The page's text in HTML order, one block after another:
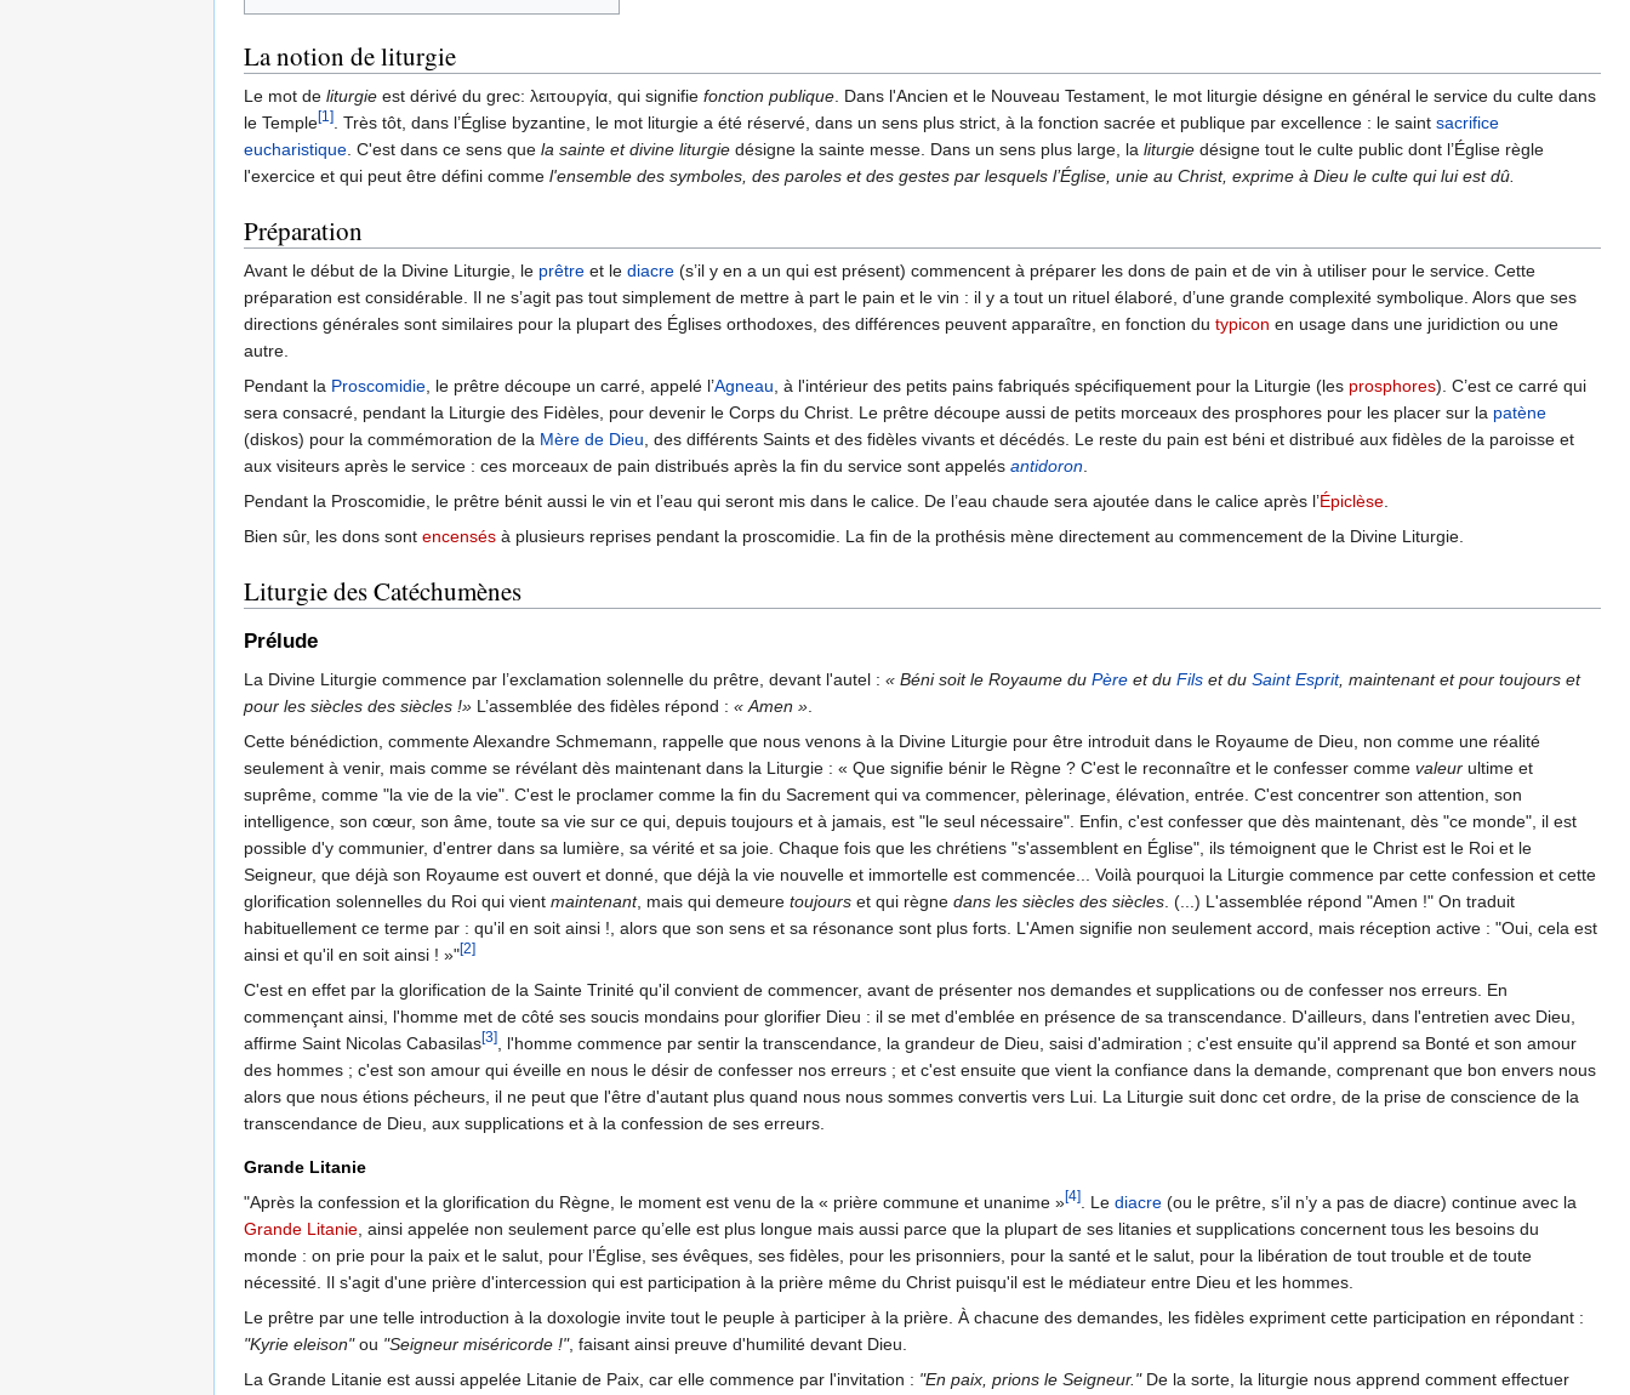
La notion de liturgie
Le mot de liturgie est dérivé du grec: λειτουργία, qui signifie fonction publique. Dans l'Ancien et le Nouveau Testament, le mot liturgie désigne en général le service du culte dans
le Temple[1]. Très tôt, dans l’Église byzantine, le mot liturgie a été réservé, dans un sens plus strict, à la fonction sacrée et publique par excellence : le saint sacrifice
eucharistique. C'est dans ce sens que la sainte et divine liturgie désigne la sainte messe. Dans un sens plus large, la liturgie désigne tout le culte public dont l’Église règle
l'exercice et qui peut être défini comme l'ensemble des symboles, des paroles et des gestes par lesquels l’Église, unie au Christ, exprime à Dieu le culte qui lui est dû.
Préparation
Avant le début de la Divine Liturgie, le prêtre et le diacre (s’il y en a un qui est présent) commencent à préparer les dons de pain et de vin à utiliser pour le service. Cette
préparation est considérable. Il ne s’agit pas tout simplement de mettre à part le pain et le vin : il y a tout un rituel élaboré, d’une grande complexité symbolique. Alors que ses
directions générales sont similaires pour la plupart des Églises orthodoxes, des différences peuvent apparaître, en fonction du typicon en usage dans une juridiction ou une
autre.
Pendant la Proscomidie, le prêtre découpe un carré, appelé l’Agneau, à l'intérieur des petits pains fabriqués spécifiquement pour la Liturgie (les prosphores). C’est ce carré qui
sera consacré, pendant la Liturgie des Fidèles, pour devenir le Corps du Christ. Le prêtre découpe aussi de petits morceaux des prosphores pour les placer sur la patène
(diskos) pour la commémoration de la Mère de Dieu, des différents Saints et des fidèles vivants et décédés. Le reste du pain est béni et distribué aux fidèles de la paroisse et
aux visiteurs après le service : ces morceaux de pain distribués après la fin du service sont appelés antidoron.
Pendant la Proscomidie, le prêtre bénit aussi le vin et l’eau qui seront mis dans le calice. De l’eau chaude sera ajoutée dans le calice après l’Épiclèse.
Bien sûr, les dons sont encensés à plusieurs reprises pendant la proscomidie. La fin de la prothésis mène directement au commencement de la Divine Liturgie.
Liturgie des Catéchumènes
Prélude
La Divine Liturgie commence par l’exclamation solennelle du prêtre, devant l'autel : « Béni soit le Royaume du Père et du Fils et du Saint Esprit, maintenant et pour toujours et
pour les siècles des siècles !» L’assemblée des fidèles répond : « Amen »
Cette bénédiction, commente Alexandre Schmemann, rappelle que nous venons à la Divine Liturgie pour être introduit dans le Royaume de Dieu, non comme une réalité
seulement à venir, mais comme se révélant dès maintenant dans la Liturgie : « Que signifie bénir le Règne ? C'est le reconnaître et le confesser comme valeur ultime et
suprême, comme "la vie de la vie". C'est le proclamer comme la fin du Sacrement qui va commencer, pèlerinage, élévation, entrée. C'est concentrer son attention, son
intelligence, son cœur, son âme, toute sa vie sur ce qui, depuis toujours et à jamais, est "le seul nécessaire". Enfin, c'est confesser que dès maintenant, dès "ce monde", il est
possible d'y communier, d'entrer dans sa lumière, sa vérité et sa joie. Chaque fois que les chrétiens "s'assemblent en Église", ils témoignent que le Christ est le Roi et le
Seigneur, que déjà son Royaume est ouvert et donné, que déjà la vie nouvelle et immortelle est commencée... Voilà pourquoi la Liturgie commence par cette confession et cette
glorification solennelles du Roi qui vient maintenant, mais qui demeure toujours et qui règne dans les siècles des siècles . (...) L'assemblée répond "Amen !" On traduit
habituellement ce terme par : qu'il en soit ainsi !, alors que son sens et sa résonance sont plus forts. L'Amen signifie non seulement accord, mais réception active : "Oui, cela est
ainsi et qu'il en soit ainsi ! »"[2]
C'est en effet par la glorification de la Sainte Trinité qu'il convient de commencer, avant de présenter nos demandes et supplications ou de confesser nos erreurs. En
commençant ainsi, l'homme met de côté ses soucis mondains pour glorifier Dieu : il se met d'emblée en présence de sa transcendance. D'ailleurs, dans l'entretien avec Dieu,
affirme Saint Nicolas Cabasilas[3]
, l'homme commence par sentir la transcendance, la grandeur de Dieu, saisi d'admiration ; c'est ensuite qu'il apprend sa Bonté et son amour
des hommes ; c'est son amour qui éveille en nous le désir de confesser nos erreurs ; et c'est ensuite que vient la confiance dans la demande, comprenant que bon envers nous
alors que nous étions pécheurs, il ne peut que l'être d'autant plus quand nous nous sommes convertis vers Lui. La Liturgie suit donc cet ordre, de la prise de conscience de la
transcendance de Dieu, aux supplications et à la confession de ses erreurs.
Grande Litanie
"Après la confession et la glorification du Règne, le moment est venu de la « prière commune et unanime »[4] . Le diacre (ou le prêtre, s’il n’y a pas de diacre) continue avec la
Grande Litanie , ainsi appelée non seulement parce qu’elle est plus longue mais aussi parce que la plupart de ses litanies et supplications concernent tous les besoins du
monde : on prie pour la paix et le salut, pour l’Église, ses évêques, ses fidèles, pour les prisonniers, pour la santé et le salut, pour la libération de tout trouble et de toute
nécessité. Il s'agit d'une prière d'intercession qui est participation à la prière même du Christ puisqu'il est le médiateur entre Dieu et les hommes.
Le prêtre par une telle introduction à la doxologie invite tout le peuple à participer à la prière. À chacune des demandes, les fidèles expriment cette participation en répondant :
"Kyrie eleison"ou "Seigneur miséricorde !", faisant ainsi preuve d'humilité devant Dieu.
La Grande Litanie est aussi appelée Litanie de Paix, car elle commence par l'invitation : "En paix, prions le Seigneur."De la sorte, la liturgie nous apprend comment effectuer